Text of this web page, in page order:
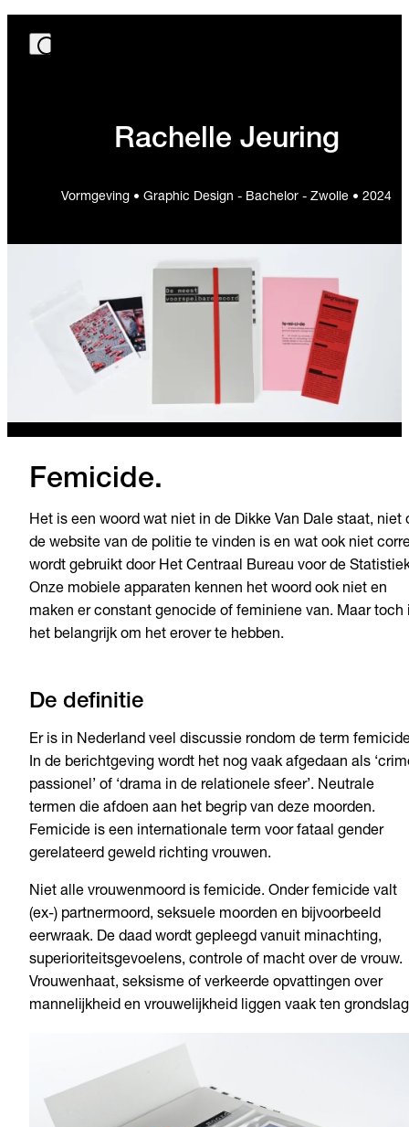
Rachelle Jeuring
Vormgeving • Graphic Design - Bachelor - Zwolle • 2024
Femicide.
Het is een woord wat niet in de Dikke Van Dale staat, niet
de website van de politie te vinden is en wat ook niet
wordt gebruikt door Het Centraal Bureau voor de
Onze mobiele apparaten kennen het woord ook niet en
maken er constant genocide of feminiene van. Maar toch
het belangrijk om het erover te hebben.
De definitie
Er is in Nederland veel discussie rondom de term
In de berichtgeving wordt het nog vaak afgedaan als
passionel’ of ‘drama in de relationele sfeer’. Neutrale
termen die afdoen aan het begrip van deze moorden.
Femicide is een internationale term voor fataal gender
gerelateerd geweld richting vrouwen.
Niet alle vrouwenmoord is femicide. Onder femicide valt
(ex-) partnermoord, seksuele moorden en bijvoorbeeld
eerwraak. De daad wordt gepleegd vanuit minachting,
superioriteitsgevoelens, controle of macht over de vrouw.
Vrouwenhaat, seksisme of verkeerde opvattingen over
mannelijkheid en vrouwelijkheid liggen vaak ten